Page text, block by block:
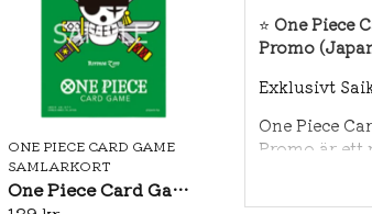
ONE PIECE CARD GAME
SAMLARKORT
One Piece Card Game Official Sleeves: Premium Matte Roronoa Zoro
⭐ One Piece
Promo
Exklusivt
One Piece
Promo är ett
Kortet är